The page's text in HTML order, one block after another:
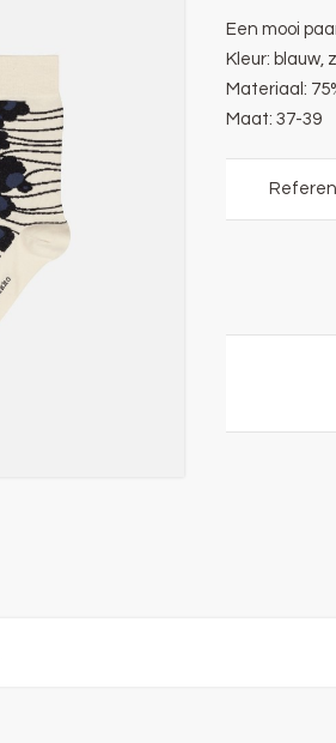
Een mooi
Kleur: blauw,
Materiaal: 75
Maat: 37-39